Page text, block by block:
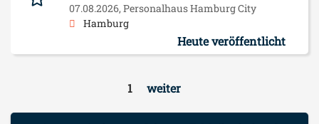
07.08.2026, Personalhaus Hamburg City
Hamburg
Heute veröffentlicht
1 weiter